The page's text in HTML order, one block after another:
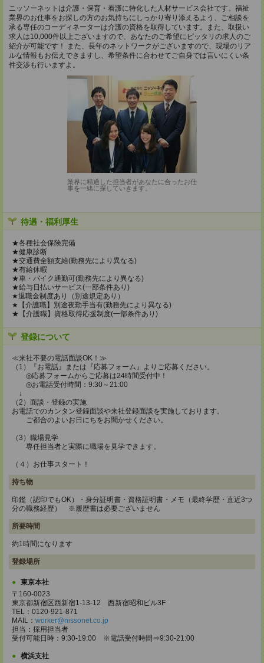
ニッソーネットは介護・保育・看護に特化した人材サービス会社です。福祉
業界のお仕事をお探しの方のお気持ちにしっかり寄り添えるよう、ご相談を
承る専任のコーディネーターは介護の資格を取得しています。また、取扱い
求人は10,000件以上ございますので、あなたのご希望にピッタリの求人のご
紹介が可能です！ また、長年のネットワークがございますので、現場のリア
ルな情報もお伝えできますし、希望条件に合わせてご自身では言いにくい条
件交渉も行いますよ。
業界に精通した担当者があなたに合ったお仕
事を一緒に探していきます。
待遇・福利厚生
★各種社会保険完備
★健康診断
★交通費全額支給(勤務先により異なる)
★有給休暇
★車・バイク通勤可(勤務先により異なる)
★給与日払いサービス(一部条件あり)
★退職金制度あり（別途規定あり）
★【介護職】別途夜勤手当有(勤務先により異なる)
★【介護職】資格取得応援制度(一部条件あり)
登録について
≪来社不要の電話面談OK！≫
（1）『お電話』または『応募フォーム』よりご応募ください。
◎応募フォームからご応募は24時間受付中！
◎お電話受付時間：9:30～21:00
↓
（2）面談・登録の実施
お電話でのカンタン登録面談や来社登録面談を実施しております。
ご都合のよいお日にちをお聞かせください。
（3）職場見学
専任担当者と実際に職場を見学できます。
（４）お仕事スタート！
持ち物
印鑑（認印でもOK）・身分証明書・資格証明書・メモ（最終学歴・直近3つ
分の職務経歴） ※履歴書は必要ございません
所要時間
約1時間になります
登録場所
東京本社
〒160-0023
東京都新宿区西新宿1-13-12 西新宿昭和ビル3F
TEL：0120-921-871
MAIL： worker@nissonet.co.jp
担当：採用担当者
受付可能日時：9:30-19:00 ※電話受付時間⇒9:30-21:00
横浜支社